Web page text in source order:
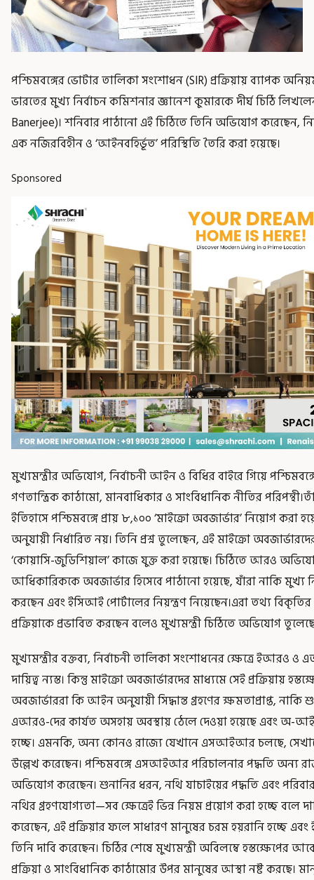
পশ্চিমবঙ্গের ভোটার তালিকা সংশোধন (SIR) প্রক্রিয়ায় ব্যাপক
ভারতের মুখ্য নির্বাচন কমিশনার জ্ঞানেশ কুমারকে দীর্ঘ চিঠি
Banerjee)। শনিবার পাঠানো এই চিঠিতে তিনি অভিযোগ করেছেন,
এক নজিরবিহীন ও ‘আইনবহির্ভূত’ পরিস্থিতি তৈরি করা হয়েছে।
Sponsored
মুখ্যমন্ত্রীর অভিযোগ, নির্বাচনী আইন ও বিধির বাইরে গিয়ে
গণতান্ত্রিক কাঠামো, মানবাধিকার ও সাংবিধানিক নীতির
ইতিহাসে পশ্চিমবঙ্গে প্রায় ৮,১০০ ‘মাইক্রো অবজার্ভার’ নিয়োগ করা
অনুযায়ী নির্ধারিত নয়। তিনি প্রশ্ন তুলেছেন, এই মাইক্রো
‘কোয়াসি-জুডিশিয়াল’ কাজে যুক্ত করা হয়েছে। চিঠিতে আরও
আধিকারিককে অবজার্ভার হিসেবে পাঠানো হয়েছে, যাঁরা নাকি মুখ্য
করছেন এবং ইসিআই পোর্টালের নিয়ন্ত্রণ নিয়েছেন।এরা তথ্য
প্রক্রিয়াকে প্রভাবিত করছেন বলেও মুখ্যমন্ত্রী চিঠিতে অভিযোগ
মুখ্যমন্ত্রীর বক্তব্য, নির্বাচনী তালিকা সংশোধনের ক্ষেত্রে
দায়িত্ব ন্যস্ত। কিন্তু মাইক্রো অবজার্ভারদের মাধ্যমে সেই প্রক্রিয়ায়
অবজার্ভাররা কি আইন অনুযায়ী সিদ্ধান্ত গ্রহণের ক্ষমতাপ্রাপ্ত,
এআরও-দের কার্যত অসহায় অবস্থায় ঠেলে দেওয়া হয়েছে এবং অ-
হচ্ছে। এমনকি, অন্য কোনও রাজ্যে যেখানে এসআইআর চলছে,
উল্লেখ করেছেন। পশ্চিমবঙ্গে এসআইআর পরিচালনার পদ্ধতি অন্য
অভিযোগ করেছেন। শুনানির ধরন, নথি যাচাইয়ের পদ্ধতি এবং
নথির গ্রহণযোগ্যতা—সব ক্ষেত্রেই ভিন্ন নিয়ম প্রয়োগ করা হচ্ছে বলে
করেছেন, এই প্রক্রিয়ার ফলে সাধারণ মানুষের চরম হয়রানি হচ্ছে
তিনি দাবি করেছেন। চিঠির শেষে মুখ্যমন্ত্রী অবিলম্বে হস্তক্ষেপের
প্রক্রিয়া ও সাংবিধানিক কাঠামোর উপর মানুষের আস্থা নষ্ট করছে।